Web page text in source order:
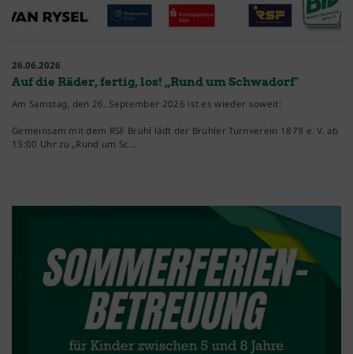
26.06.2026
Auf die Räder, fertig, los! „Rund um Schwadorf"
Am Samstag, den 26. September 2026 ist es wieder soweit:
Gemeinsam mit dem RSF Brühl lädt der Brühler Turnverein 1879 e. V. ab
13:00 Uhr zu „Rund um Sc…